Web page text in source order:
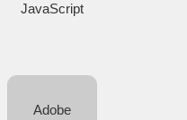
JavaScript
Adobe